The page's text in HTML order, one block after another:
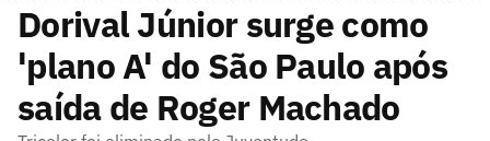
Dorival Júnior surge como
'plano A' do São Paulo após
saída de Roger Machado